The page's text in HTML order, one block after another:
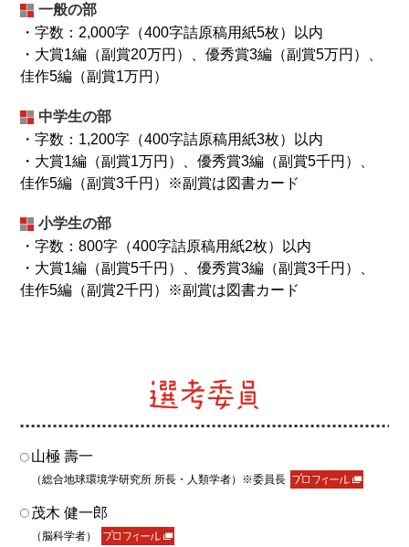
2025.02.26
第八回徒然草エッセイ大賞入選者が決まりました！発表
は こちら。
2024.09.20
募集を締め切りました。多くのご応募をいただき、あり
がとうございました。今後選考を実施し、入選者の方に
は令和7年2月初旬までにご連絡します。詳細
2024.06.03
2024.03.18
第七回徒然草エッセイ大賞
入選作品 を掲載しました。
2024.02.26
応募を締め切りました。多くのご応募をいただき、あり
がとうございました。今後選考を実施し、入選者の方に
は令和6年2月初旬までにご連絡します。詳細
2023.06.02
第七回徒然草エッセイ大賞の応募を開始いたしました。
2023.03.20
第六回徒然草エッセイ大賞
一般の部
・字数：2,000字（400字詰原稿用紙5枚）以内
・大賞1編（副賞20万円）、優秀賞3編（副賞5万円）、
佳作5編（副賞1万円）
中学生の部
・字数：1,200字（400字詰原稿用紙3枚）以内
・大賞1編（副賞1万円）、優秀賞3編（副賞5千円）、
佳作5編（副賞3千円）※副賞は図書カード
小学生の部
・字数：800字（400字詰原稿用紙2枚）以内
・大賞1編（副賞5千円）、優秀賞3編（副賞3千円）、
佳作5編（副賞2千円）※副賞は図書カード
山極 壽一
（総合地球環境学研究所 所長・人類学者）※委員長
茂木 健一郎
（脳科学者）